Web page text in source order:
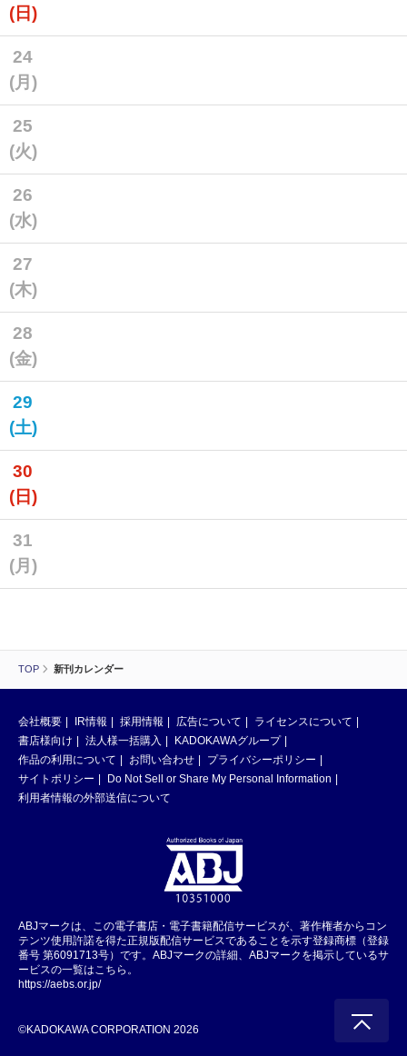
TOP 新刊カレンダー
(日)
24
(月)
25
(火)
26
(水)
27
(木)
28
(金)
29
(土)
30
(日)
31
(月)
会社概要 IR情報 採用情報 広告について
ライセンスについて
書店様向け
法人様一括購入
KADOKAWAグループ
作品の利用について
お問い合わせ
プライバシーポリシー
サイトポリシー
Do Not Sell or Share My Personal Information
利用者情報の外部送信について
ABJマークは、この電子書店・電子書籍配信サービスが、著作権者からコン
テンツ使用許諾を得た正規版配信サービスであることを示す登録商標（登録
番号 第6091713号）です。ABJマークの詳細、ABJマークを掲示しているサ
ービスの一覧はこちら。
https://aebs.or.jp/
©KADOKAWA CORPORATION 2026